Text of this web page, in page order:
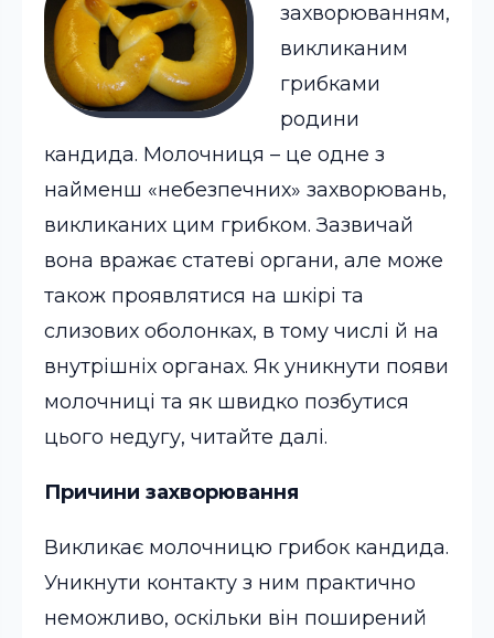
захворюванням,
викликаним
грибками
родини
кандида. Молочниця – це одне з
найменш «небезпечних» захворювань,
викликаних цим грибком. Зазвичай
вона вражає статеві органи, але може
також проявлятися на шкірі та
слизових оболонках, в тому числі й на
внутрішніх органах. Як уникнути появи
молочниці та як швидко позбутися
цього недугу, читайте далі.
Причини захворювання
Викликає молочницю грибок кандида.
Уникнути контакту з ним практично
неможливо, оскільки він поширений